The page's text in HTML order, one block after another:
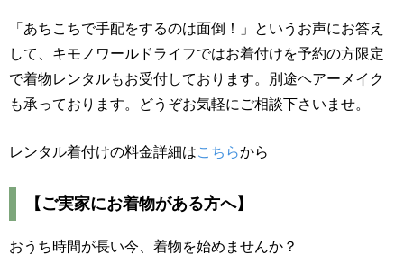
「あちこちで手配をするのは面倒！」というお声にお答え
して、キモノワールドライフではお着付けを予約の方限定
で着物レンタルもお受付しております。別途ヘアーメイク
も承っております。どうぞお気軽にご相談下さいませ。
レンタル着付けの料金詳細はこちらから
【ご実家にお着物がある方へ】
おうち時間が長い今、着物を始めませんか？